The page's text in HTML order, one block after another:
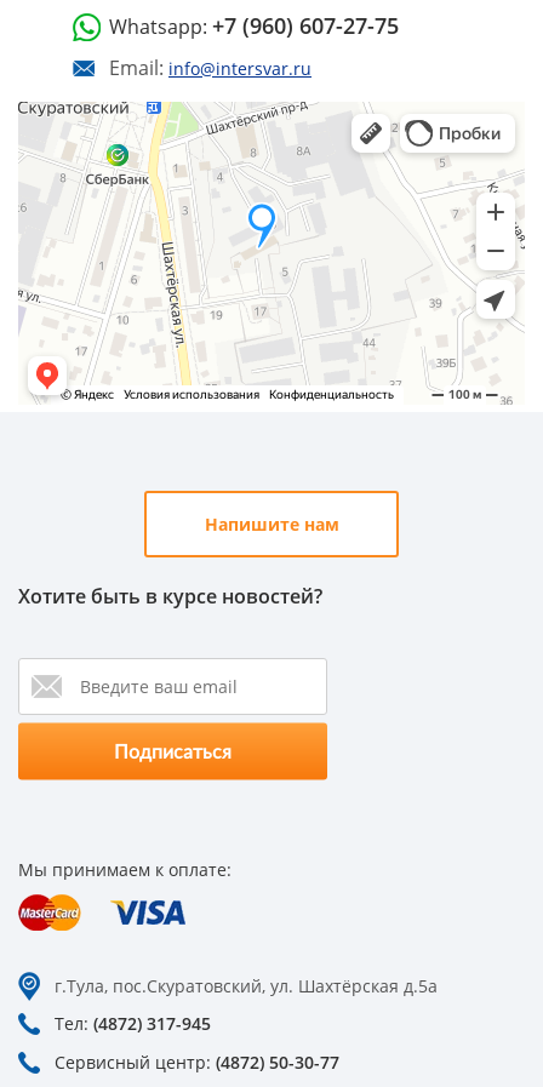
Whatsapp: +7 (960) 607-27-75
Email: info@intersvar.ru
Напишите нам
Хотите быть в курсе новостей?
Мы принимаем к оплате:
г.Тула, пос.Скуратовский, ул. Шахтёрская д.5а
Тел: (4872) 317-945
Сервисный центр: (4872) 50-30-77